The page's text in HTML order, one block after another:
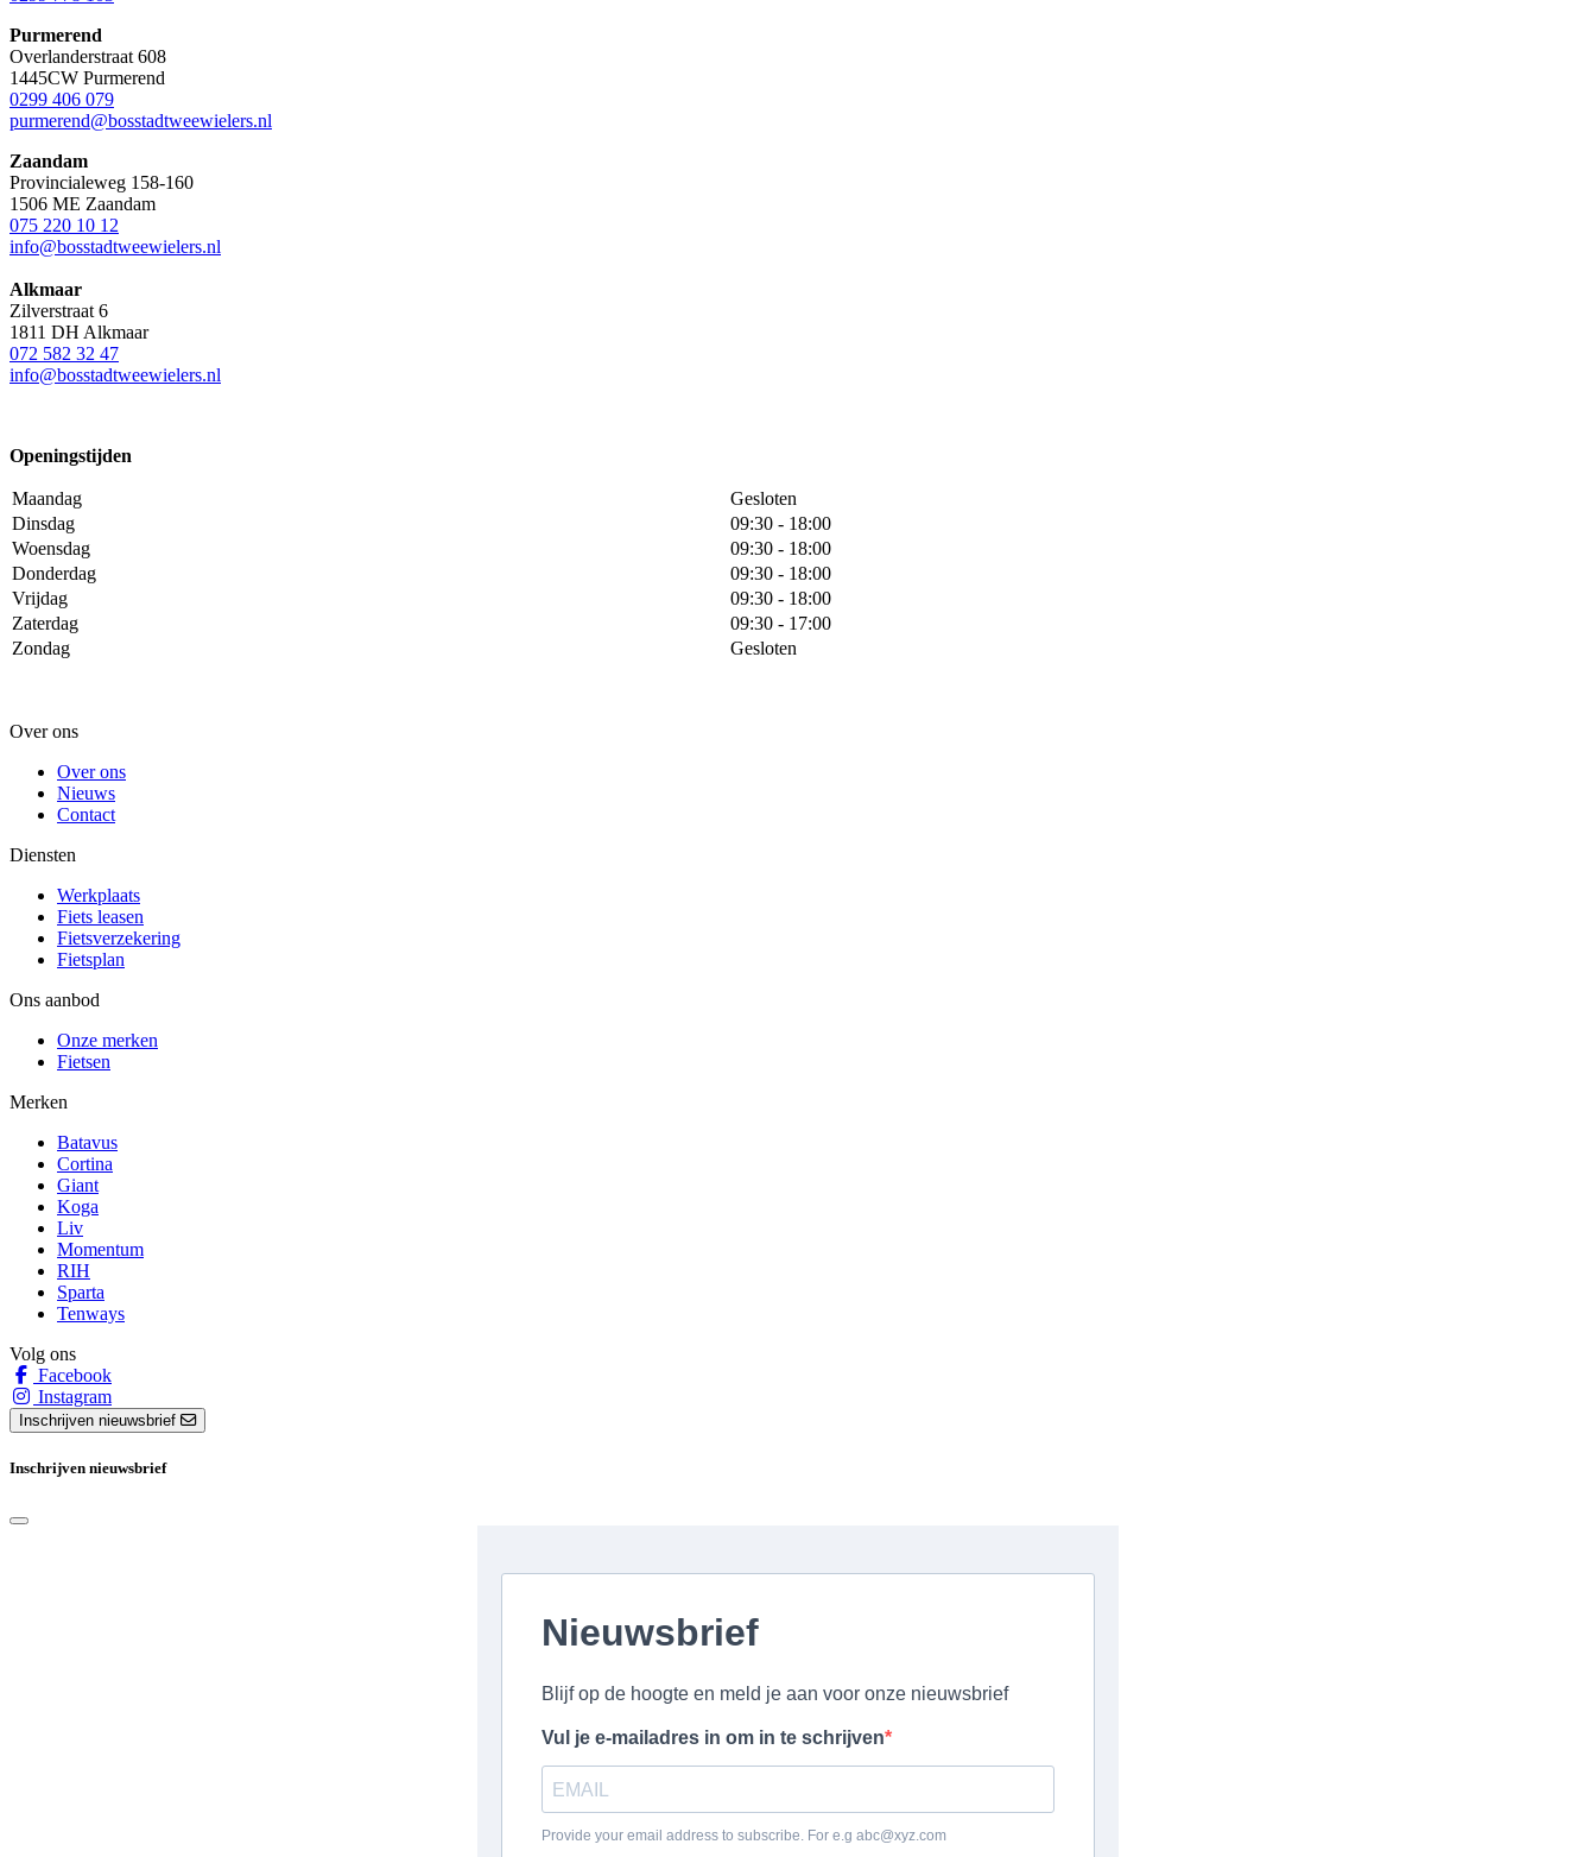
Purmerend
Overlanderstraat 608
1445CW Purmerend
0299 406 079
purmerend@bosstadtweewielers.nl
Zaandam
Provincialeweg 158-160
1506 ME Zaandam
075 220 10 12
info@bosstadtweewielers.nl
Alkmaar
Zilverstraat 6
1811 DH Alkmaar
072 582 32 47
info@bosstadtweewielers.nl
Openingstijden
Maandag
Gesloten
Dinsdag
09:30 - 18:00
Woensdag
09:30 - 18:00
Donderdag
09:30 - 18:00
Vrijdag
09:30 - 18:00
Zaterdag
09:30 - 17:00
Zondag
Gesloten
Over ons
Over ons
Nieuws
Contact
Diensten
Werkplaats
Fiets leasen
Fietsverzekering
Fietsplan
Ons aanbod
Onze merken
Fietsen
Merken
Batavus
Cortina
Giant
Koga
Liv
Momentum
RIH
Sparta
Tenways
Volg ons
Facebook
Instagram
Inschrijven nieuwsbrief
Inschrijven nieuwsbrief